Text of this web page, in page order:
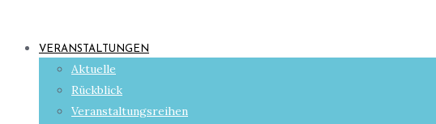
VERANSTALTUNGEN
Aktuelle
Rückblick
Veranstaltungsreihen